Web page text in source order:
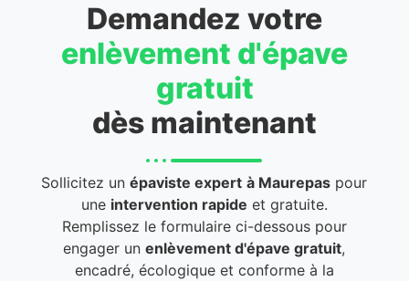
Demandez votre
enlèvement d'épave
gratuit
dès maintenant
Sollicitez unépaviste expert à Maurepas pour
une intervention rapide et gratuite.
Remplissez le formulaire ci-dessous pour
engager unenlèvement d'épave gratuit,
encadré, écologique et conforme à la